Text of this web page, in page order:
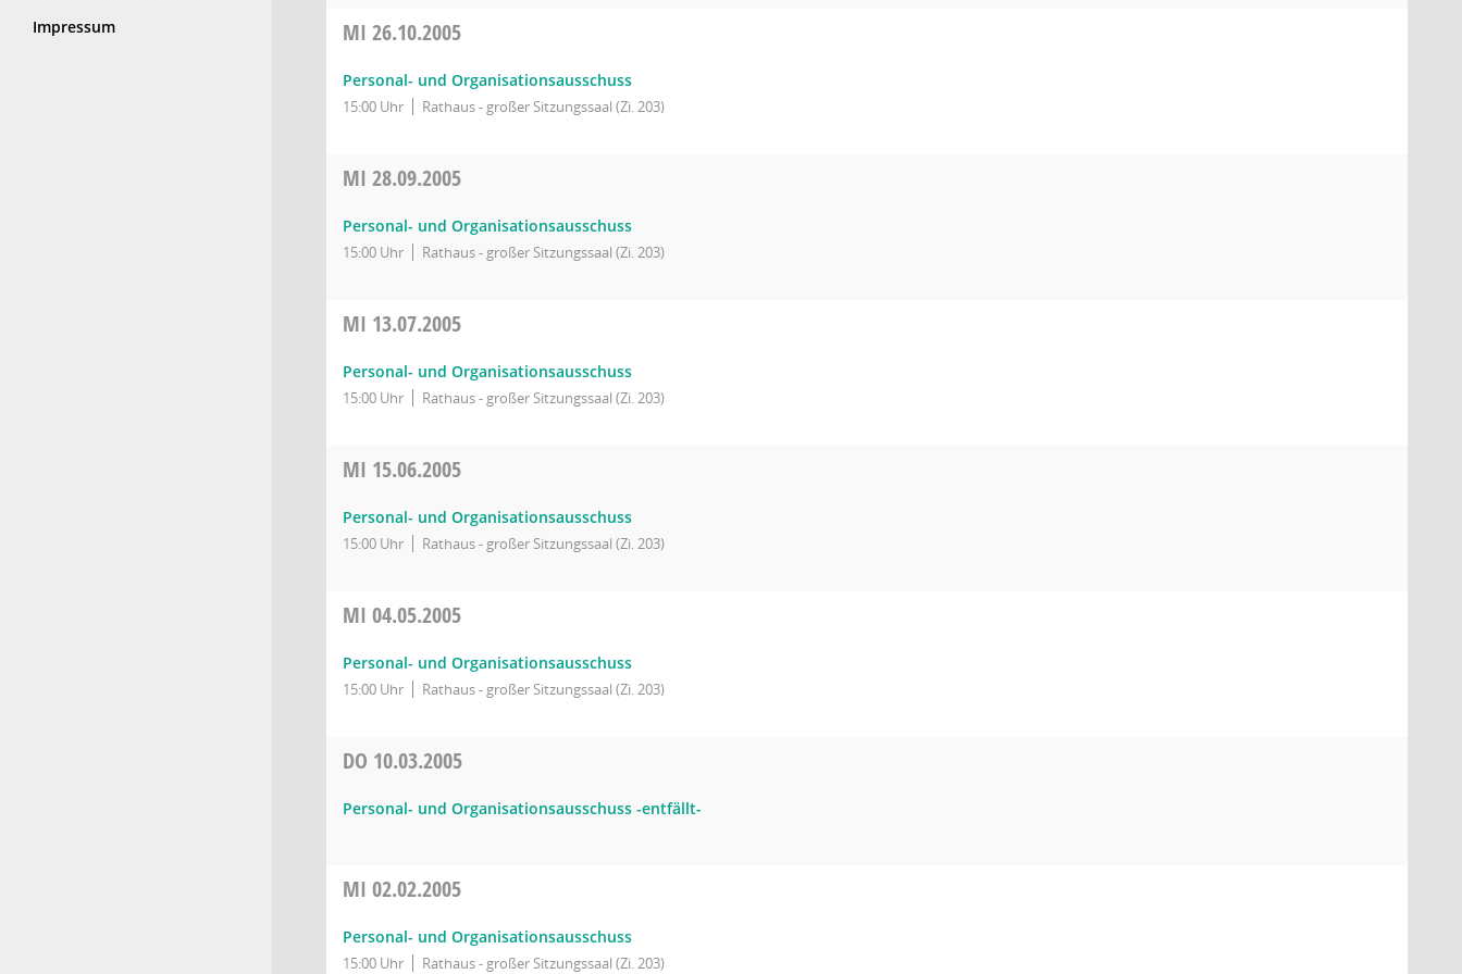
Impressum
MI 26.10.2005
Personal- und Organisationsausschuss
15:00 Uhr Rathaus - großer Sitzungssaal (Zi. 203)
MI 28.09.2005
Personal- und Organisationsausschuss
15:00 Uhr Rathaus - großer Sitzungssaal (Zi. 203)
MI 13.07.2005
Personal- und Organisationsausschuss
15:00 Uhr Rathaus - großer Sitzungssaal (Zi. 203)
MI 15.06.2005
Personal- und Organisationsausschuss
15:00 Uhr Rathaus - großer Sitzungssaal (Zi. 203)
MI 04.05.2005
Personal- und Organisationsausschuss
15:00 Uhr Rathaus - großer Sitzungssaal (Zi. 203)
DO 10.03.2005
Personal- und Organisationsausschuss -entfällt-
MI 02.02.2005
Personal- und Organisationsausschuss
15:00 Uhr Rathaus - großer Sitzungssaal (Zi. 203)